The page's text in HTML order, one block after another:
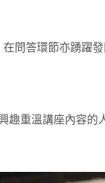
問答環節亦踴躍
趣重溫講座內容的